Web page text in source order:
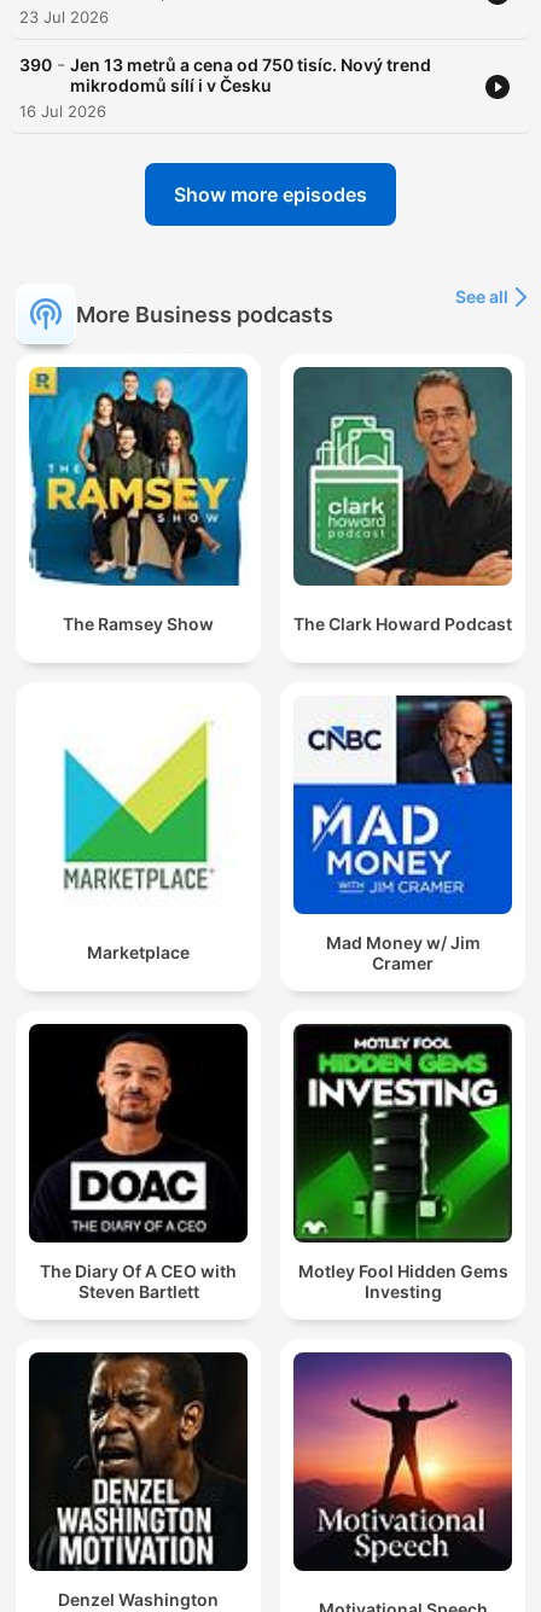
23 Jul 2026
390 - Jen 13 metrů a cena od 750 tisíc. Nový trend
mikrodomů sílí i v Česku
16 Jul 2026
Show more episodes
More Business podcasts
See all
The Ramsey Show The Clark Howard Podcast
Marketplace
Mad Money w/ Jim
Cramer
The Diary Of A CEO with
Steven Bartlett
Motley Fool Hidden Gems
Investing
Denzel Washington